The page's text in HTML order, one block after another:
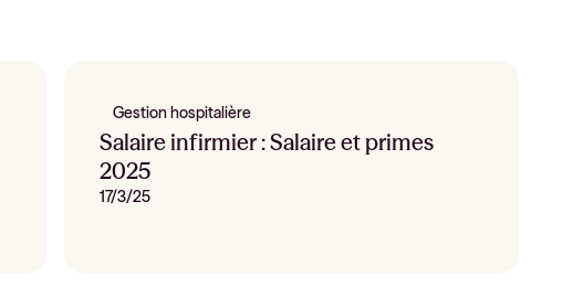
Gestion hospitalière
Salaire infirmier : Salaire et primes
2025
17/3/25